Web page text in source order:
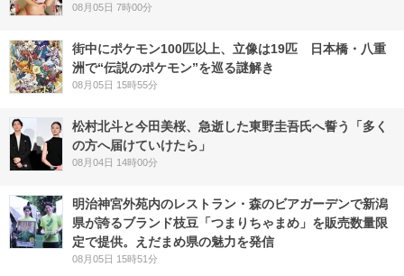
08月05日 7時00分
街中にポケモン100匹以上、立像は19匹 日本橋・八重
洲で“伝説のポケモン”を巡る謎解き
08月05日 15時55分
松村北斗と今田美桜、急逝した東野圭吾氏へ誓う「多く
の方へ届けていけたら」
08月04日 14時00分
明治神宮外苑内のレストラン・森のビアガーデンで新潟
県が誇るブランド枝豆「つまりちゃまめ」を販売数量限
定で提供。えだまめ県の魅力を発信
08月05日 15時51分